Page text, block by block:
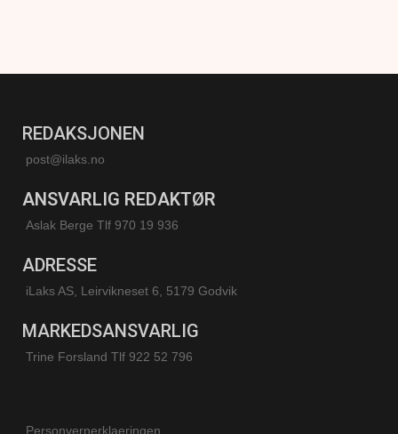
REDAKSJONEN
post@ilaks.no
ANSVARLIG REDAKTØR
Aslak Berge Tlf 970 19 936
ADRESSE
iLaks AS, Leirvikneset 6, 5179 Godvik
MARKEDSANSVARLIG
Trine Forsland Tlf 922 52 796
Personvernerklaeringen